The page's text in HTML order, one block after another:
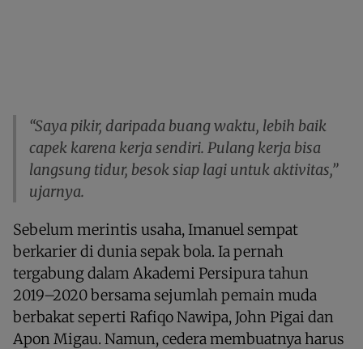
“Saya pikir, daripada buang waktu, lebih baik
capek karena kerja sendiri. Pulang kerja bisa
langsung tidur, besok siap lagi untuk aktivitas,”
ujarnya.
Sebelum merintis usaha, Imanuel sempat
berkarier di dunia sepak bola. Ia pernah
tergabung dalam Akademi Persipura tahun
2019–2020 bersama sejumlah pemain muda
berbakat seperti Rafiqo Nawipa, John Pigai dan
Apon Migau. Namun, cedera membuatnya harus